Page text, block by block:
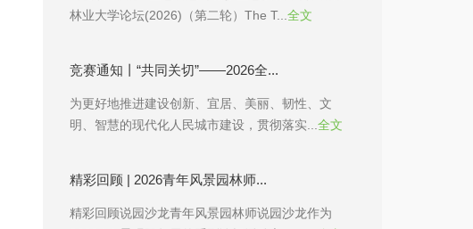
林业大学论坛(2026)（第二轮）The T... 全文
竞赛通知丨“共同关切”——2026全...
为更好地推进建设创新、宜居、美丽、韧性、文
明、智慧的现代化人民城市建设，贯彻落实... 全文
精彩回顾 | 2026青年风景园林师...
精彩回顾说园沙龙青年风景园林师说园沙龙作为